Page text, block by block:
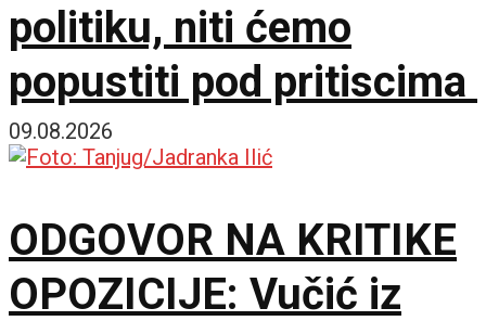
politiku, niti ćemo
popustiti pod pritiscima
09.08.2026
ODGOVOR NA KRITIKE
OPOZICIJE: Vučić iz